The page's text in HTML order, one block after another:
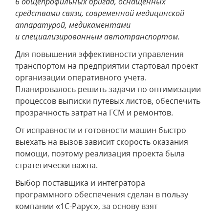
средствами связи, современной медицинской
аппаратурой, медикаментами
и специализированным автотранспортом.
Для повышения эффективности управления
транспортом на предприятии стартовал проект
организации оперативного учета.
Планировалось решить задачи по оптимизации
процессов выписки путевых листов, обеспечить
прозрачность затрат на ГСМ и ремонтов.
От исправности и готовности машин быстро
выехать на вызов зависит скорость оказания
помощи, поэтому реализация проекта была
стратегически важна.
Выбор поставщика и интегратора
программного обеспечения сделан в пользу
компании «1С-Рарус», за основу взят